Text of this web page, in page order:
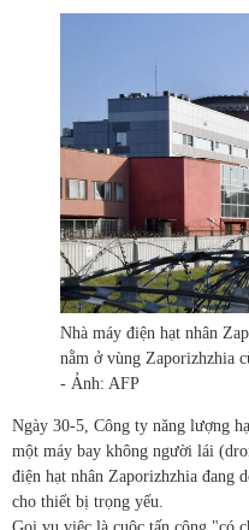
Nhà máy điện hạt nhân
nằm ở vùng Zaporizhzhia
- Ảnh: AFP
Ngày 30-5, Công ty năng lượng
một máy bay không người lái
điện hạt nhân Zaporizhzhia đang
cho thiết bị trọng yếu.